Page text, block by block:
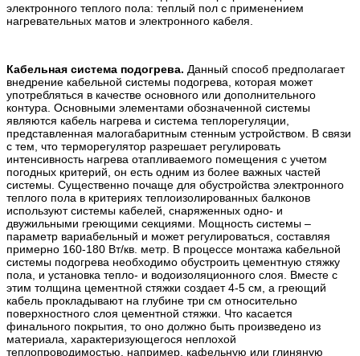
электронного теплого пола: теплый пол с применением
нагревательных матов и электронного кабеля.
Кабельная система подогрева. Данный способ предполагает
внедрение кабельной системы подогрева, которая может
употребляться в качестве основного или дополнительного
контура. Основными элементами обозначенной системы
являются кабель нагрева и система теплорегуляции,
представленная малогабаритным стенным устройством. В связи
с тем, что терморегулятор разрешает регулировать
интенсивность нагрева отапливаемого помещения с учетом
погодных критерий, он есть одним из более важных частей
системы. Существенно почаще для обустройства электронного
теплого пола в критериях теплоизолированных балконов
используют системы кабелей, снаряженных одно- и
двужильными греющими секциями. Мощность системы –
параметр вариабельный и может регулироваться, составляя
примерно 160-180 Вт/кв. метр. В процессе монтажа кабельной
системы подогрева необходимо обустроить цементную стяжку
пола, и установка тепло- и водоизоляционного слоя. Вместе с
этим толщина цементной стяжки создает 4-5 см, а греющий
кабель прокладывают на глубине три см относительно
поверхностного слоя цементной стяжки. Что касается
финального покрытия, то оно должно быть произведено из
материала, характеризующегося неплохой
теплопроводимостью, например, кафельную или глиняную